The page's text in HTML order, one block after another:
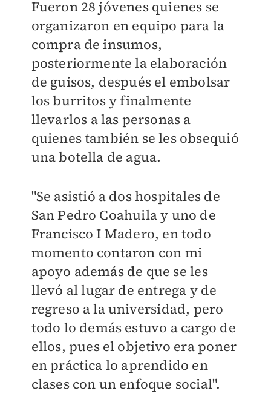
Fueron 28 jóvenes quienes se
organizaron en equipo para la
compra de insumos,
posteriormente la elaboración
de guisos, después el embolsar
los burritos y finalmente
llevarlos a las personas a
quienes también se les obsequió
una botella de agua.
"Se asistió a dos hospitales de
San Pedro Coahuila y uno de
Francisco I Madero, en todo
momento contaron con mi
apoyo además de que se les
llevó al lugar de entrega y de
regreso a la universidad, pero
todo lo demás estuvo a cargo de
ellos, pues el objetivo era poner
en práctica lo aprendido en
clases con un enfoque social".